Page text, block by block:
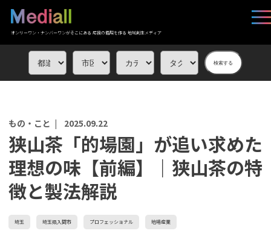
オンリーワン・ナンバーワンがそこにある 応援の循環を作る 地域創生メディア
検索する
もの・こと | 2025.09.22
狭山茶「的場園」が追い求めた
理想の味【前編】｜狭山茶の特
徴と製法解説
埼玉 埼玉県入間市 プロフェッショナル 地場産業